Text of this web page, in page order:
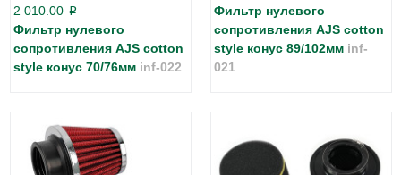
2 010.00 p
Фильтр нулевого
сопротивления AJS cotton
style конус 70/76мм inf-022
Фильтр нулевого
сопротивления AJS cotton
style конус 89/102мм inf-
021